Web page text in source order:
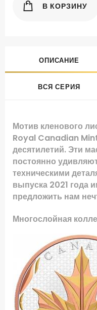
В КОРЗИНУ
ОПИСАНИЕ
ВСЯ СЕРИЯ
Мотив кленового
Royal Canadian
десятилетий. Эти
постоянно
техническими
выпуска 2021 года
предложить нам
Многослойная